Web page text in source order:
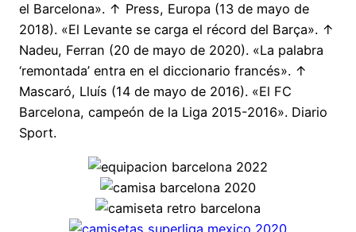
el Barcelona». ↑ Press, Europa (13 de mayo de
2018). «El Levante se carga el récord del Barça». ↑
Nadeu, Ferran (20 de mayo de 2020). «La palabra
‘remontada’ entra en el diccionario francés». ↑
Mascaró, Lluís (14 de mayo de 2016). «El FC
Barcelona, campeón de la Liga 2015-2016». Diario
Sport.